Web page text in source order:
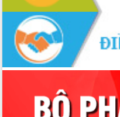
Phó Bí thư Tỉnh ủy Đắk Lắk Đỗ Hữu
Huy giữ chức Bí thư Đảng ủy Ủy Ban
Nhân dân tỉnh
Bệnh án điện tử thúc đẩy chuyển đổi
số y tế tại Đắk Lắk
Chuyển đổi số thư viện: Mở rộng
không gian tri thức trong thời đại số
Đánh giá, rút kinh nghiệm công tác tổ
chức diễn tập trước ngày bầu cử